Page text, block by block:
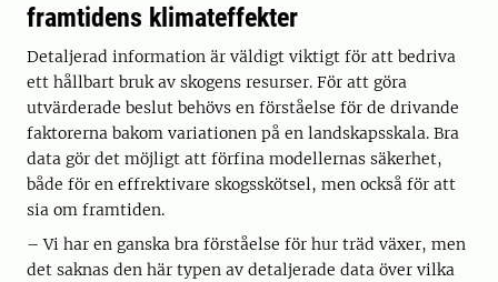
framtidens klimateffekter
Detaljerad information är väldigt viktigt för att bedriva
ett hållbart bruk av skogens resurser. För att göra
utvärderade beslut behövs en förståelse för de drivande
faktorerna bakom variationen på en landskapsskala. Bra
data gör det möjligt att förfina modellernas säkerhet,
både för en effrektivare skogsskötsel, men också för att
sia om framtiden.
– Vi har en ganska bra förståelse för hur träd växer, men
det saknas den här typen av detaljerade data över vilka